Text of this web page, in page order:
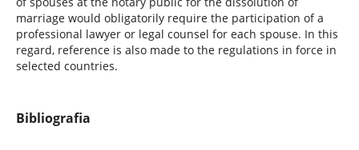
marriage would obligatorily require the participation of a
professional lawyer or legal counsel for each spouse. In this
regard, reference is also made to the regulations in force in
selected countries.
Bibliografia